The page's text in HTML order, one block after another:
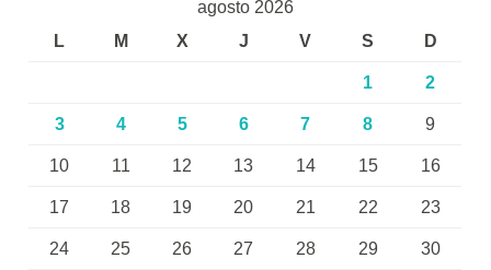
agosto 2026
L
M X J V S D
1 2
3 4 5 6 7 8 9
10 11 12 13 14 15 16
17 18 19 20 21 22 23
24 25 26 27 28 29 30